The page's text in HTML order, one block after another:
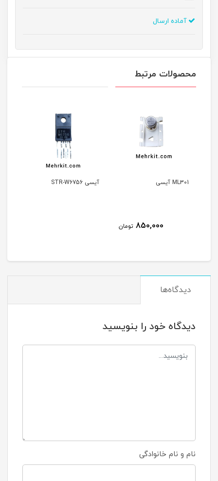
آماده ارسال
محصولات مرتبط
ML301 آیسی
850,000 تومان
آیسی STR-W6756
دیدگاه‌ها
دیدگاه خود را بنویسید
نام و نام خانوادگی